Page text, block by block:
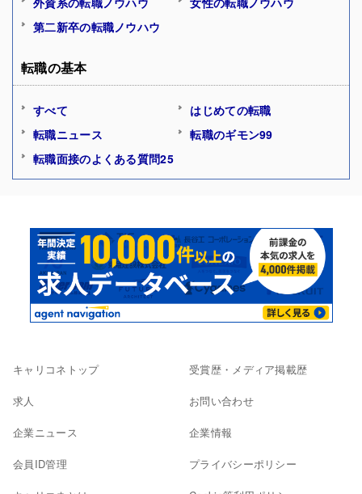
第二新卒の転職ノウハウ
転職の基本
すべて
はじめての転職
転職ニュース
転職のギモン99
転職面接のよくある質問25
キャリコネトップ
求人
企業ニュース
会員ID管理
受賞歴・メディア掲載歴
お問い合わせ
企業情報
プライバシーポリシー